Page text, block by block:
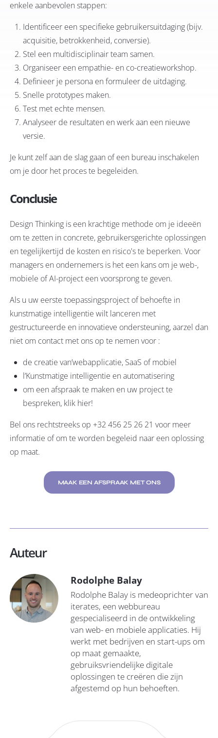
enkele aanbevolen stappen:
Identificeer een specifieke gebruikersuitdaging (bijv.
acquisitie, betrokkenheid, conversie).
Stel een multidisciplinair team samen.
Organiseer een empathie- en co-creatieworkshop.
Definieer je persona en formuleer de uitdaging.
Snelle prototypes maken.
Test met echte mensen.
Analyseer de resultaten en werk aan een nieuwe
versie.
Je kunt zelf aan de slag gaan of een bureau inschakelen
om je door het proces te begeleiden.
Conclusie
Design Thinking is een krachtige methode om je ideeën
om te zetten in concrete, gebruikersgerichte oplossingen
en tegelijkertijd de kosten en risico's te beperken. Voor
managers en ondernemers is het een kans om je web-,
mobiele of AI-project een voorsprong te geven.
Als u uw eerste toepassingsproject of behoefte in
kunstmatige intelligentie wilt lanceren met
gestructureerde en innovatieve ondersteuning, aarzel dan
niet om contact met ons op te nemen voor :
de creatie van’webapplicatie, SaaS ofmobiel
l’Kunstmatige intelligentie en automatisering
om een afspraak te maken en uw project te
bespreken, klik hier!
Bel ons rechtstreeks op +32 456 25 26 21 voor meer
informatie of om te worden begeleid naar een oplossing
op maat.
MAAK EEN AFSPRAAK MET ONS
Auteur
Rodolphe Balay
Rodolphe Balay is medeoprichter van
iterates, een webbureau
gespecialiseerd in de ontwikkeling
van web- en mobiele applicaties. Hij
werkt met bedrijven en start-ups om
op maat gemaakte,
gebruiksvriendelijke digitale
oplossingen te creëren die zijn
afgestemd op hun behoeften.